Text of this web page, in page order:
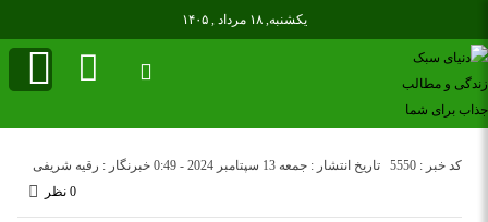
یکشنبه, ۱۸ مرداد , ۱۴۰۵
تاریخ انتشار : جمعه 13 سپتامبر 2024 - 0:49 خبرنگار : رقیه شریفی
کد خبر : 5550
0 نظر